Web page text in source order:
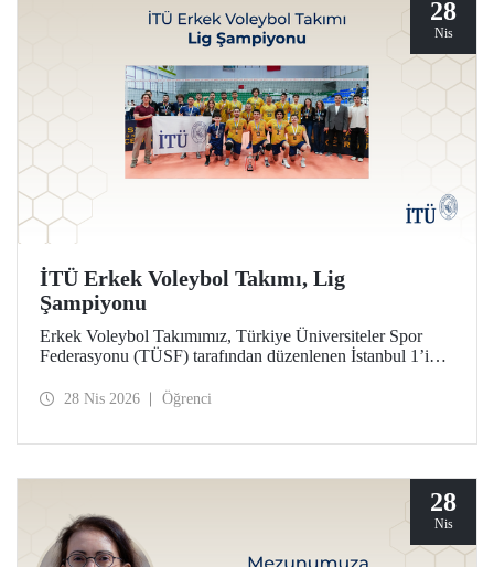
28
Nis
İTÜ Erkek Voleybol Takımı, Lig
Şampiyonu
Erkek Voleybol Takımımız, Türkiye Üniversiteler Spor
Federasyonu (TÜSF) tarafından düzenlenen İstanbul 1’inci
28 Nis 2026 Öğrenci
28
Nis